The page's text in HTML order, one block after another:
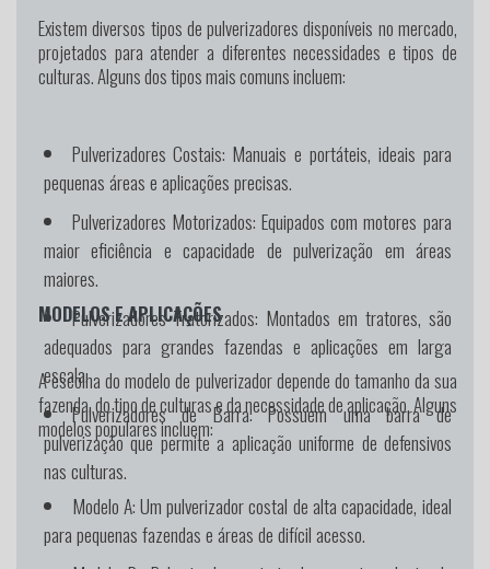
Existem diversos tipos de pulverizadores disponíveis no mercado,
projetados para atender a diferentes necessidades e tipos de
culturas. Alguns dos tipos mais comuns incluem:
Pulverizadores Costais: Manuais e portáteis, ideais para
pequenas áreas e aplicações precisas.
Pulverizadores Motorizados: Equipados com motores para
maior eficiência e capacidade de pulverização em áreas
maiores.
Pulverizadores Tratorizados: Montados em tratores, são
adequados para grandes fazendas e aplicações em larga
escala.
Pulverizadores de Barra:Possuem uma barra de
pulverização que permite a aplicação uniforme de defensivos
nas culturas.
MODELOS E APLICAÇÕES
A escolha do modelo de pulverizador depende do tamanho da sua
fazenda, do tipo de culturas e da necessidade de aplicação. Alguns
modelos populares incluem:
Modelo A:Um pulverizador costal de alta capacidade, ideal
para pequenas fazendas e áreas de difícil acesso.